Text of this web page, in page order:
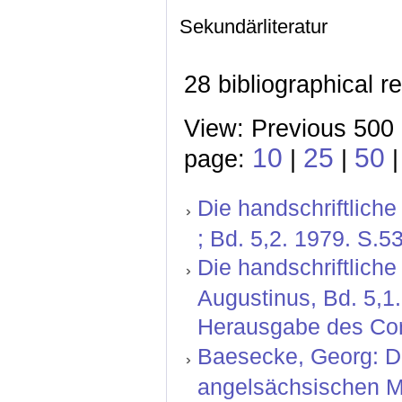
Sekundärliteratur
28 bibliographical
View: Previous
page: 10 | 25 | 50
Die
; Bd. 5,2. 1979.
Die
Augustinus, Bd.
Herausgabe des
Baesecke, Georg:
angelsächsischen